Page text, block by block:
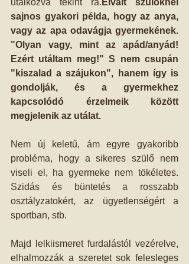
utálkozva tekint rá. Elvált szülőknél
sajnos gyakori példa, hogy az anya,
vagy az apa odavágja gyermekének.
"Olyan vagy, mint az apád/anyád!
Ezért utáltam meg!" S nem csupán
"kiszalad a szájukon", hanem így is
gondolják, és a gyermekhez
kapcsolódó érzelmeik között
megjelenik az utálat.
Nem új keletű, ám egyre gyakoribb
probléma, hogy a sikeres szülő nem
viseli el, ha gyermeke nem tökéletes.
Szidás és büntetés a rosszabb
osztályzatokért, az ügyetlenségért a
sportban, stb.
Majd lelkiismeret furdalástól vezérelve,
elhalmozzák a szeretet sok felesleges